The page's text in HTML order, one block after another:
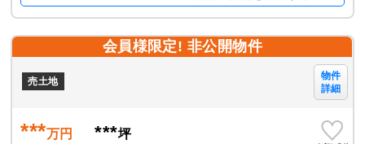
会員様限定! 非公開物件
売土地
物件
詳細
***万円 ***坪